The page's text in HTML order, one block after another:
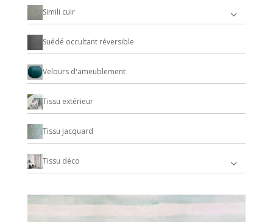
Simili cuir
Suédé occultant réversible
Velours d'ameublement
Tissu extérieur
Tissu jacquard
Tissu déco